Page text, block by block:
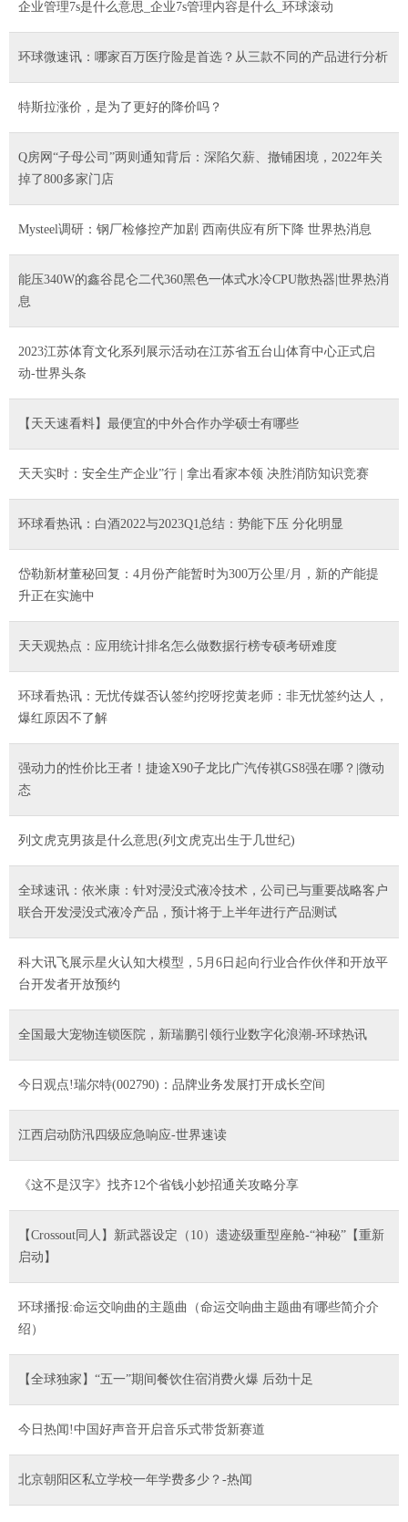
企业管理7s是什么意思_企业7s管理内容是什么_环球滚动
环球微速讯：哪家百万医疗险是首选？从三款不同的产品进行分析
特斯拉涨价，是为了更好的降价吗？
Q房网“子母公司”两则通知背后：深陷欠薪、撤铺困境，2022年关
掉了800多家门店
Mysteel调研：钢厂检修控产加剧 西南供应有所下降 世界热消息
能压340W的鑫谷昆仑二代360黑色一体式水冷CPU散热器|世界热消
息
2023江苏体育文化系列展示活动在江苏省五台山体育中心正式启
动-世界头条
【天天速看料】最便宜的中外合作办学硕士有哪些
天天实时：安全生产企业”行 | 拿出看家本领 决胜消防知识竞赛
环球看热讯：白酒2022与2023Q1总结：势能下压 分化明显
岱勒新材董秘回复：4月份产能暂时为300万公里/月，新的产能提
升正在实施中
天天观热点：应用统计排名怎么做数据行榜专硕考研难度
环球看热讯：无忧传媒否认签约挖呀挖黄老师：非无忧签约达人，
爆红原因不了解
强动力的性价比王者！捷途X90子龙比广汽传祺GS8强在哪？|微动
态
列文虎克男孩是什么意思(列文虎克出生于几世纪)
全球速讯：依米康：针对浸没式液冷技术，公司已与重要战略客户
联合开发浸没式液冷产品，预计将于上半年进行产品测试
科大讯飞展示星火认知大模型，5月6日起向行业合作伙伴和开放平
台开发者开放预约
全国最大宠物连锁医院，新瑞鹏引领行业数字化浪潮-环球热讯
今日观点!瑞尔特(002790)：品牌业务发展打开成长空间
江西启动防汛四级应急响应-世界速读
《这不是汉字》找齐12个省钱小妙招通关攻略分享
【Crossout同人】新武器设定（10）遗迹级重型座舱-“神秘”【重新
启动】
环球播报:命运交响曲的主题曲（命运交响曲主题曲有哪些简介介
绍）
【全球独家】“五一”期间餐饮住宿消费火爆 后劲十足
今日热闻!中国好声音开启音乐式带货新赛道
北京朝阳区私立学校一年学费多少？-热闻